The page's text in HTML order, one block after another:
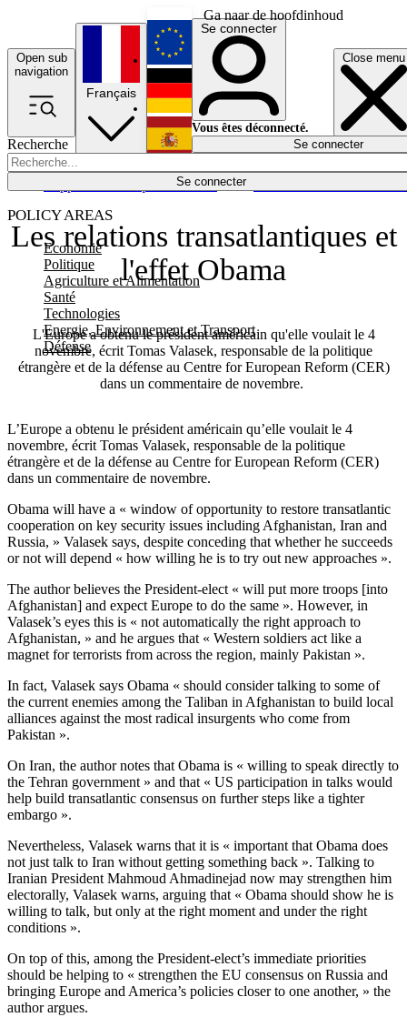
Ga naar de hoofdinhoud
Open sub
navigation
Close menu
Recherche
Se connecter
POLICY AREAS
Economie
Politique
Agriculture et Alimentation
Santé
Technologies
Energie, Environnement et Transport
Défense
Économie
Français
English
Deutsch
Español
Se connecter
Vous êtes déconnecté.
Se connecter
Les relations transatlantiques et
l'effet Obama
L'Europe a obtenu le président américain qu'elle voulait le 4
novembre, écrit Tomas Valasek, responsable de la politique
étrangère et de la défense au Centre for European Reform (CER)
dans un commentaire de novembre.
L’Europe a obtenu le président américain qu’elle voulait le 4
novembre, écrit Tomas Valasek, responsable de la politique
étrangère et de la défense au Centre for European Reform (CER)
dans un commentaire de novembre.
Obama will have a « window of opportunity to restore transatlantic
cooperation on key security issues including Afghanistan, Iran and
Russia, » Valasek says, despite conceding that whether he succeeds
or not will depend « how willing he is to try out new approaches ».
The author believes the President-elect « will put more troops [into
Afghanistan] and expect Europe to do the same ». However, in
Valasek’s eyes this is « not automatically the right approach to
Afghanistan, » and he argues that « Western soldiers act like a
magnet for terrorists from across the region, mainly Pakistan ».
In fact, Valasek says Obama « should consider talking to some of
the current enemies among the Taliban in Afghanistan to build local
alliances against the most radical insurgents who come from
Pakistan ».
On Iran, the author notes that Obama is « willing to speak directly to
the Tehran government » and that « US participation in talks would
help build transatlantic consensus on further steps like a tighter
embargo ».
Nevertheless, Valasek warns that it is « important that Obama does
not just talk to Iran without getting something back ». Talking to
Iranian President Mahmoud Ahmadinejad now may strengthen him
electorally, Valasek warns, arguing that « Obama should show he is
willing to talk, but only at the right moment and under the right
conditions ».
On top of this, among the President-elect’s immediate priorities
should be helping to « strengthen the EU consensus on Russia and
bringing Europe and America’s policies closer to one another, » the
author argues.